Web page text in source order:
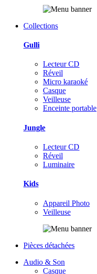
Collections
Gulli
Lecteur CD
Réveil
Micro karaoké
Casque
Veilleuse
Enceinte portable
Jungle
Lecteur CD
Réveil
Luminaire
Kids
Appareil Photo
Veilleuse
Pièces détachées
Audio & Son
Casque